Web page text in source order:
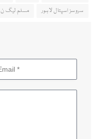
سروسز اسپتال لاہور
مسلم لیگ ن